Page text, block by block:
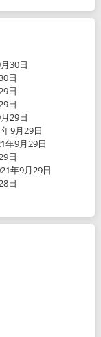
30日
日
日
日
29日
9月29日
年9月29日
日
年9月29日
日